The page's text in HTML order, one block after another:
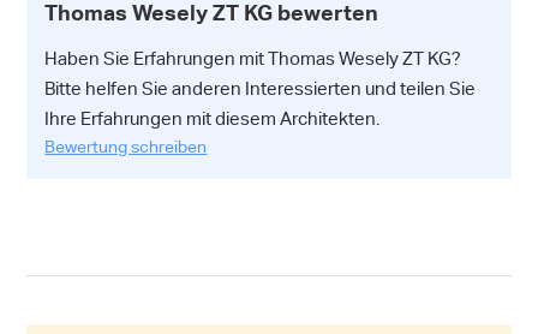
Thomas Wesely ZT KG bewerten
Haben Sie Erfahrungen mit Thomas Wesely ZT KG?
Bitte helfen Sie anderen Interessierten und teilen Sie
Ihre Erfahrungen mit diesem Architekten.
Bewertung schreiben